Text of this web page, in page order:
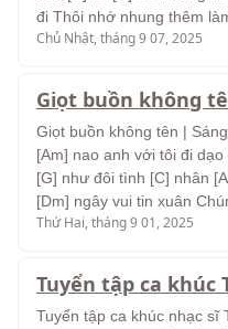
đi Thôi nhớ nhung thêm
Chủ Nhật, tháng 9 07, 2025
Giọt buồn không
Giọt buồn không tên |
[Am] nao anh với tôi đi
[G] như đôi tình [C] nhân
[Dm] ngây vui tin xuân
Thứ Hai, tháng 9 01, 2025
Tuyển tập ca khúc
Tuyển tập ca khúc nhạc sĩ